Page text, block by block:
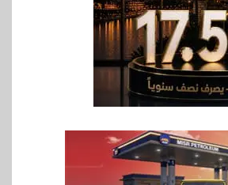
بنوك
بنك QNB مصر يعزز جاهزية
المشروعات الصغيرة والمتوسطة
للنمو والتوسع
فيكسد مصر و”حلول” تتشاركان
في تطوير أول منصة للسياحة
الصحية في مصر والشرق الأوسط